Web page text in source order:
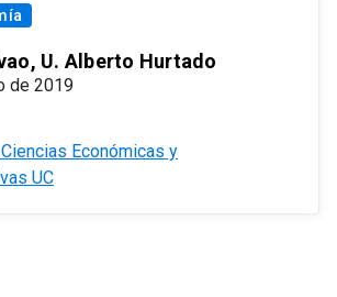
U. Alberto Hurtado
de 2019
Económicas y
UC